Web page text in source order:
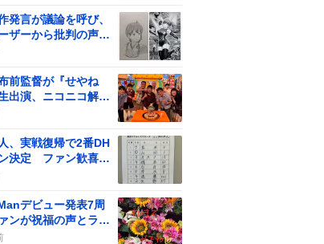
発言が議論を呼び、
ザーから批判の声が
前監督が『せやね
出演、ニコニコ解説
歓喜が話題に
、実戦復帰で2番DH
決定 ファン歓喜の
る
デビュー発表7周
ンが祝福の声とライ
盛り上がる